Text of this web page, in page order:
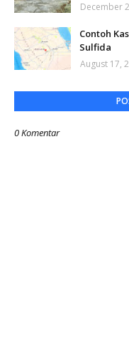
December
Contoh
Sulfida
August 17,
0 Komentar